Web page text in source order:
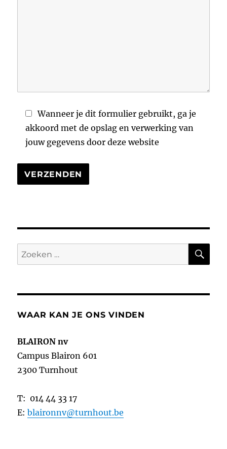
Wanneer je dit formulier gebruikt, ga je
akkoord met de opslag en verwerking van
jouw gegevens door deze website
Zoeken
naar:
WAAR KAN JE ONS VINDEN
BLAIRON nv
Campus Blairon 601
2300 Turnhout
T: 014 44 33 17
E:blaironnv@turnhout.be